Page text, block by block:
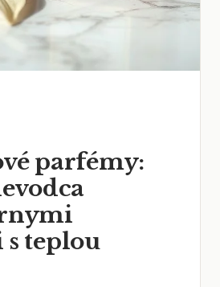
parfémy:
teplou